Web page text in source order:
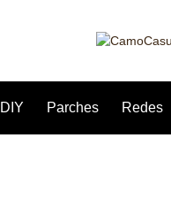
DIY Parches Redes